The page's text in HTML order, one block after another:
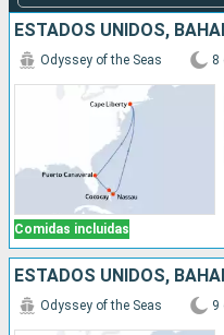
ESTADOS UNIDOS,
Comidas incluidas
Odyssey of the Seas 8
ESTADOS UNIDOS,
Odyssey of the Seas 9